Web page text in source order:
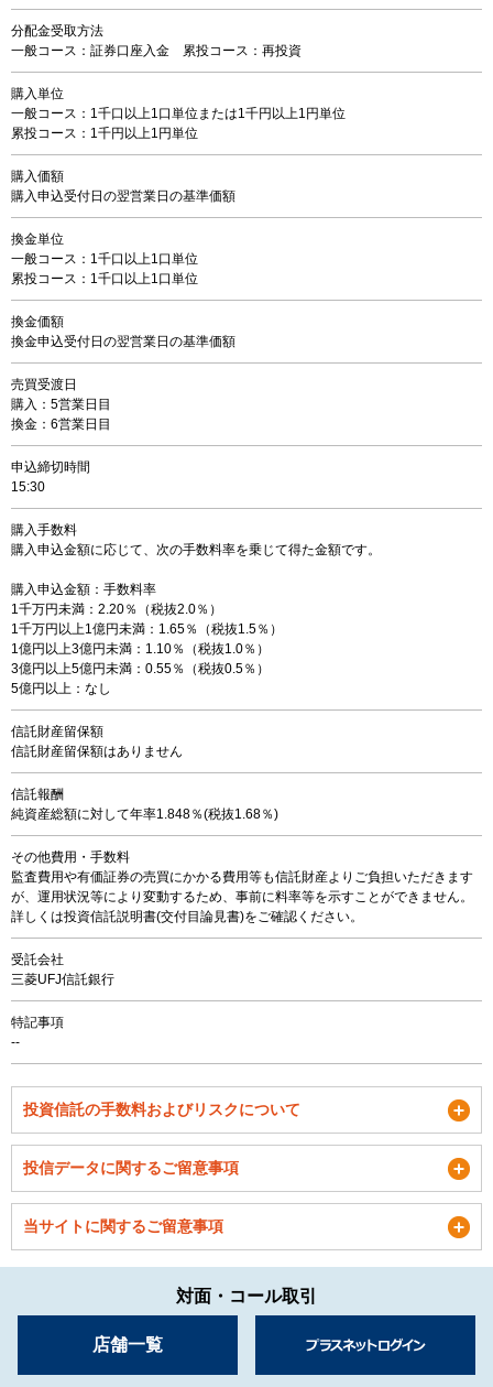
分配金受取方法
一般コース：証券口座入金 累投コース：再投資
購入単位
一般コース：1千口以上1口単位または1千円以上1円単位
累投コース：1千円以上1円単位
購入価額
購入申込受付日の翌営業日の基準価額
換金単位
一般コース：1千口以上1口単位
累投コース：1千口以上1口単位
換金価額
換金申込受付日の翌営業日の基準価額
売買受渡日
購入：5営業日目
換金：6営業日目
申込締切時間
15:30
購入手数料
購入申込金額に応じて、次の手数料率を乗じて得た金額です。
購入申込金額：手数料率
1千万円未満：2.20％（税抜2.0％）
1千万円以上1億円未満：1.65％（税抜1.5％）
1億円以上3億円未満：1.10％（税抜1.0％）
3億円以上5億円未満：0.55％（税抜0.5％）
5億円以上：なし
信託財産留保額
信託財産留保額はありません
信託報酬
純資産総額に対して年率1.848％(税抜1.68％)
その他費用・手数料
監査費用や有価証券の売買にかかる費用等も信託財産よりご負担いただきます
が、運用状況等により変動するため、事前に料率等を示すことができません。
詳しくは投資信託説明書(交付目論見書)をご確認ください。
受託会社
三菱UFJ信託銀行
特記事項
--
投資信託の手数料およびリスクについて
投信データに関するご留意事項
当サイトに関するご留意事項
対面・コール取引
店舗一覧